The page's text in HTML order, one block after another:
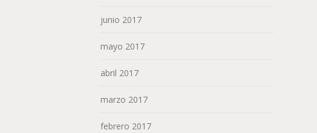
junio 2017
mayo 2017
abril 2017
marzo 2017
febrero 2017